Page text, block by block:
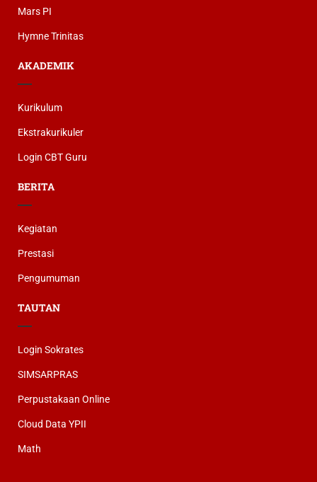
Mars PI
Hymne Trinitas
AKADEMIK
Kurikulum
Ekstrakurikuler
Login CBT Guru
BERITA
Kegiatan
Prestasi
Pengumuman
TAUTAN
Login Sokrates
SIMSARPRAS
Perpustakaan Online
Cloud Data YPII
Math